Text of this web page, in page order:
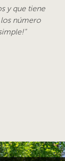
y que tiene
los número